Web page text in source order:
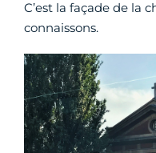
C’est la façade de la
connaissons.